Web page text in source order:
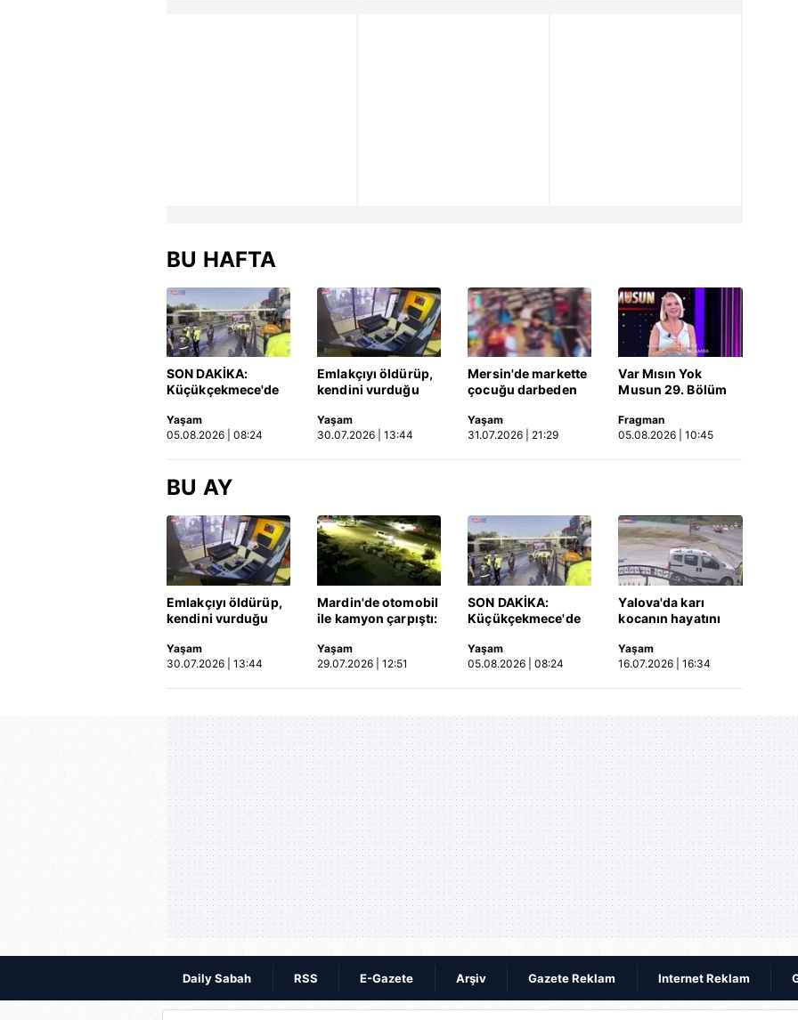
BU HAFTA
SON DAKİKA:
Küçükçekmece'de
Otomobil, İETT
otobüsüne çarptı: 3
Yaşam
05.08.2026 | 08:24
Emlakçıyı öldürüp,
kendini vurduğu
ortaya çıktı | Video
Yaşam
30.07.2026 | 13:44
Mersin'de markette
çocuğu darbeden
Yaşam
31.07.2026 | 21:29
Var Mısın Yok
Musun 29. Bölüm
yayınlandı | Video
Fragman
05.08.2026 | 10:45
BU AY
Emlakçıyı öldürüp,
kendini vurduğu
ortaya çıktı | Video
Yaşam
30.07.2026 | 13:44
Mardin'de otomobil
ile kamyon çarpıştı:
hayatını kaybetti!
Kaza anı kamerada
Yaşam
29.07.2026 | 12:51
SON DAKİKA:
Küçükçekmece'de
Otomobil, İETT
otobüsüne çarptı: 3
Yaşam
05.08.2026 | 08:24
Yalova'da karı
kocanın hayatını
motosiklet kazası
saniye saniye
Yaşam
16.07.2026 | 16:34
Daily Sabah RSS E-Gazete Arşiv Gazete Reklam Internet Reklam